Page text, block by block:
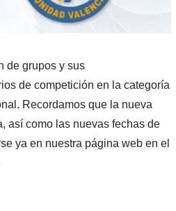
de grupos y sus
de competición en la categoría
Recordamos que la nueva
así como las nuevas fechas de
ya en nuestra página web en el